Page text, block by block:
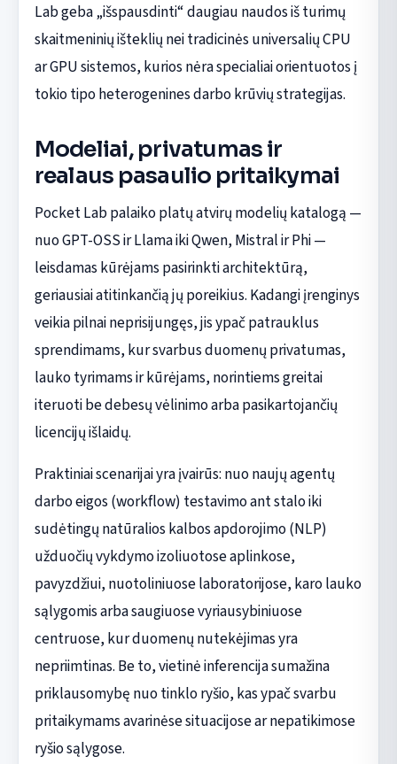
Lab geba „išspausdinti“ daugiau naudos iš turimų
skaitmeninių išteklių nei tradicinės universalių CPU
ar GPU sistemos, kurios nėra specialiai orientuotos į
tokio tipo heterogenines darbo krūvių strategijas.
Modeliai, privatumas ir
realaus pasaulio pritaikymai
Pocket Lab palaiko platų atvirų modelių katalogą —
nuo GPT-OSS ir Llama iki Qwen, Mistral ir Phi —
leisdamas kūrėjams pasirinkti architektūrą,
geriausiai atitinkančią jų poreikius. Kadangi įrenginys
veikia pilnai neprisijungęs, jis ypač patrauklus
sprendimams, kur svarbus duomenų privatumas,
lauko tyrimams ir kūrėjams, norintiems greitai
iteruoti be debesų vėlinimo arba pasikartojančių
licencijų išlaidų.
Praktiniai scenarijai yra įvairūs: nuo naujų agentų
darbo eigos (workflow) testavimo ant stalo iki
sudėtingų natūralios kalbos apdorojimo (NLP)
užduočių vykdymo izoliuotose aplinkose,
pavyzdžiui, nuotoliniuose laboratorijose, karo lauko
sąlygomis arba saugiuose vyriausybiniuose
centruose, kur duomenų nutekėjimas yra
nepriimtinas. Be to, vietinė inferencija sumažina
priklausomybę nuo tinklo ryšio, kas ypač svarbu
pritaikymams avarinėse situacijose ar nepatikimose
ryšio sąlygose.